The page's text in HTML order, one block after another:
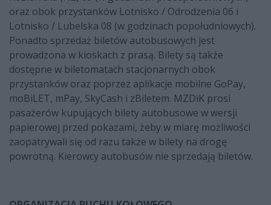
oraz obok przystanków Lotnisko / Odrodzenia 06 i
Lotnisko / Lubelska 08 (w godzinach popołudniowych).
Ponadto sprzedaż biletów autobusowych jest
prowadzona w kioskach z prasą. Bilety są także
dostępne w biletomatach stacjonarnych obok
przystanków oraz poprzez aplikacje mobilne GoPay,
moBiLET, mPay, SkyCash i zBiletem. MZDiK prosi
pasażerów kupujących bilety autobusowe w wersji
papierowej przed pokazami, żeby w miarę możliwości
zaopatrywali się od razu także w bilety na drogę
powrotną. Kierowcy autobusów nie sprzedają biletów.